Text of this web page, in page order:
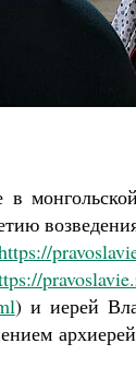
) и иерей